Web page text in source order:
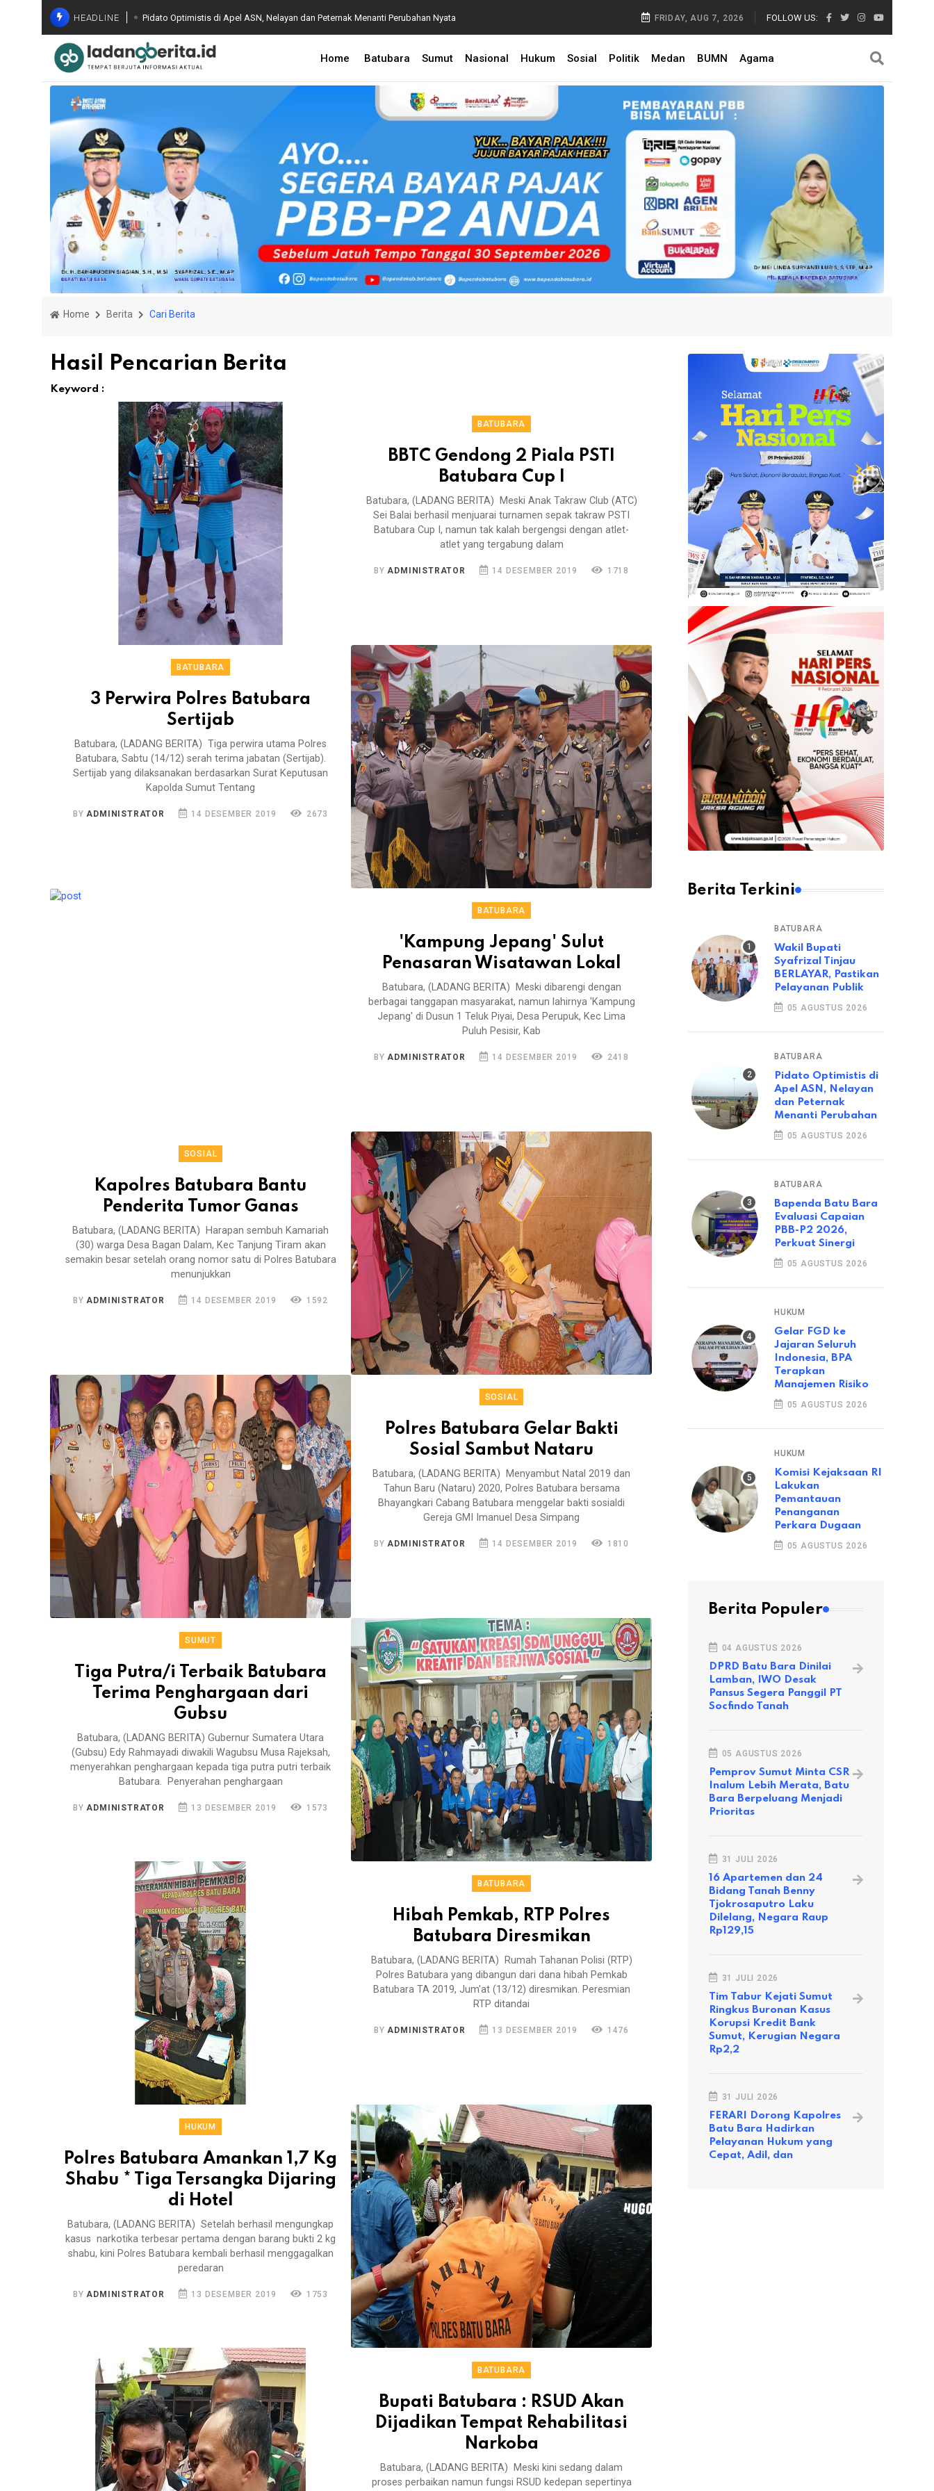
HEADLINE Pidato Optimistis di Apel ASN, Nelayan dan Peternak Menanti Perubahan Nyata
Optimalisasi PAD
Gelar FGD ke Jajaran Seluruh Indonesia, BPA Terapkan Manajemen Risiko Pemulihan Aset
Terintegrasi dan Pemanfaatan AI
Komisi Kejaksaan RI Lakukan Pemantauan Penanganan Perkara Dugaan Korupsi dan TPPU yang
Wagub Sumut Minta Perkuat Pendidikan dan Lingkungan, CSR Inalum Diharapkan Berdampak
Luas di Batu Bara
Wakil Bupati Syafrizal Tinjau BERLAYAR, Pastikan Pelayanan Publik Hadir hingga Desa
FRIDAY, AUG 7, 2026 FOLLOW US:
Home Batubara Sumut Nasional Hukum Sosial Politik Medan BUMN Agama
Home Berita Cari Berita
Hasil Pencarian Berita
Keyword :
BATUBARA
BBTC Gendong 2 Piala PSTI
Batubara Cup I
Batubara, (LADANG BERITA) Meski Anak Takraw Club (ATC)
Sei Balai berhasil menjuarai turnamen sepak takraw PSTI
Batubara Cup I, namun tak kalah bergengsi dengan atlet-
atlet yang tergabung dalam
BYADMINISTRATOR 14 DESEMBER 2019 1718
BATUBARA
3 Perwira Polres Batubara
Sertijab
Batubara, (LADANG BERITA) Tiga perwira utama Polres
Batubara, Sabtu (14/12) serah terima jabatan (Sertijab).
Sertijab yang dilaksanakan berdasarkan Surat Keputusan
Kapolda Sumut Tentang
BYADMINISTRATOR 14 DESEMBER 2019 2673
BATUBARA
'Kampung Jepang' Sulut
Penasaran Wisatawan Lokal
Batubara, (LADANG BERITA) Meski dibarengi dengan
berbagai tanggapan masyarakat, namun lahirnya 'Kampung
Jepang' di Dusun 1 Teluk Piyai, Desa Perupuk, Kec Lima
Puluh Pesisir, Kab
BYADMINISTRATOR 14 DESEMBER 2019 2418
SOSIAL
Kapolres Batubara Bantu
Penderita Tumor Ganas
Batubara, (LADANG BERITA) Harapan sembuh Kamariah
(30) warga Desa Bagan Dalam, Kec Tanjung Tiram akan
semakin besar setelah orang nomor satu di Polres Batubara
menunjukkan
BYADMINISTRATOR 14 DESEMBER 2019 1592
SOSIAL
Polres Batubara Gelar Bakti
Sosial Sambut Nataru
Batubara, (LADANG BERITA) Menyambut Natal 2019 dan
Tahun Baru (Nataru) 2020, Polres Batubara bersama
Bhayangkari Cabang Batubara menggelar bakti sosialdi
Gereja GMI Imanuel Desa Simpang
BYADMINISTRATOR 14 DESEMBER 2019 1810
SUMUT
Tiga Putra/i Terbaik Batubara
Terima Penghargaan dari
Gubsu
Batubara, (LADANG BERITA) Gubernur Sumatera Utara
(Gubsu) Edy Rahmayadi diwakili Wagubsu Musa Rajeksah,
menyerahkan penghargaan kepada tiga putra putri terbaik
Batubara. Penyerahan penghargaan
BYADMINISTRATOR 13 DESEMBER 2019 1573
BATUBARA
Hibah Pemkab, RTP Polres
Batubara Diresmikan
Batubara, (LADANG BERITA) Rumah Tahanan Polisi (RTP)
Polres Batubara yang dibangun dari dana hibah Pemkab
Batubara TA 2019, Jum'at (13/12) diresmikan. Peresmian
RTP ditandai
BYADMINISTRATOR 13 DESEMBER 2019 1476
HUKUM
Polres Batubara Amankan 1,7 Kg
Shabu * Tiga Tersangka Dijaring
di Hotel
Batubara, (LADANG BERITA) Setelah berhasil mengungkap
kasus narkotika terbesar pertama dengan barang bukti 2 kg
shabu, kini Polres Batubara kembali berhasil menggagalkan
peredaran
BYADMINISTRATOR 13 DESEMBER 2019 1753
BATUBARA
Bupati Batubara : RSUD Akan
Dijadikan Tempat Rehabilitasi
Narkoba
Batubara, (LADANG BERITA) Meski kini sedang dalam
proses perbaikan namun fungsi RSUD kedepan sepertinya
Berita Terkini
BATUBARA
Wakil Bupati
Syafrizal Tinjau
BERLAYAR, Pastikan
Pelayanan Publik
05 AGUSTUS 2026
BATUBARA
Pidato Optimistis di
Apel ASN, Nelayan
dan Peternak
Menanti Perubahan
05 AGUSTUS 2026
BATUBARA
Bapenda Batu Bara
Evaluasi Capaian
PBB-P2 2026,
Perkuat Sinergi
05 AGUSTUS 2026
HUKUM
Gelar FGD ke
Jajaran Seluruh
Indonesia, BPA
Terapkan
Manajemen Risiko
05 AGUSTUS 2026
HUKUM
Komisi Kejaksaan RI
Lakukan
Pemantauan
Penanganan
Perkara Dugaan
05 AGUSTUS 2026
Berita Populer
04 AGUSTUS 2026
DPRD Batu Bara Dinilai
Lamban, IWO Desak
Pansus Segera Panggil PT
Socfindo Tanah
05 AGUSTUS 2026
Pemprov Sumut Minta CSR
Inalum Lebih Merata, Batu
Bara Berpeluang Menjadi
Prioritas
31 JULI 2026
16 Apartemen dan 24
Bidang Tanah Benny
Tjokrosaputro Laku
Dilelang, Negara Raup
Rp129,15
31 JULI 2026
Tim Tabur Kejati Sumut
Ringkus Buronan Kasus
Korupsi Kredit Bank
Sumut, Kerugian Negara
Rp2,2
31 JULI 2026
FERARI Dorong Kapolres
Batu Bara Hadirkan
Pelayanan Hukum yang
Cepat, Adil, dan